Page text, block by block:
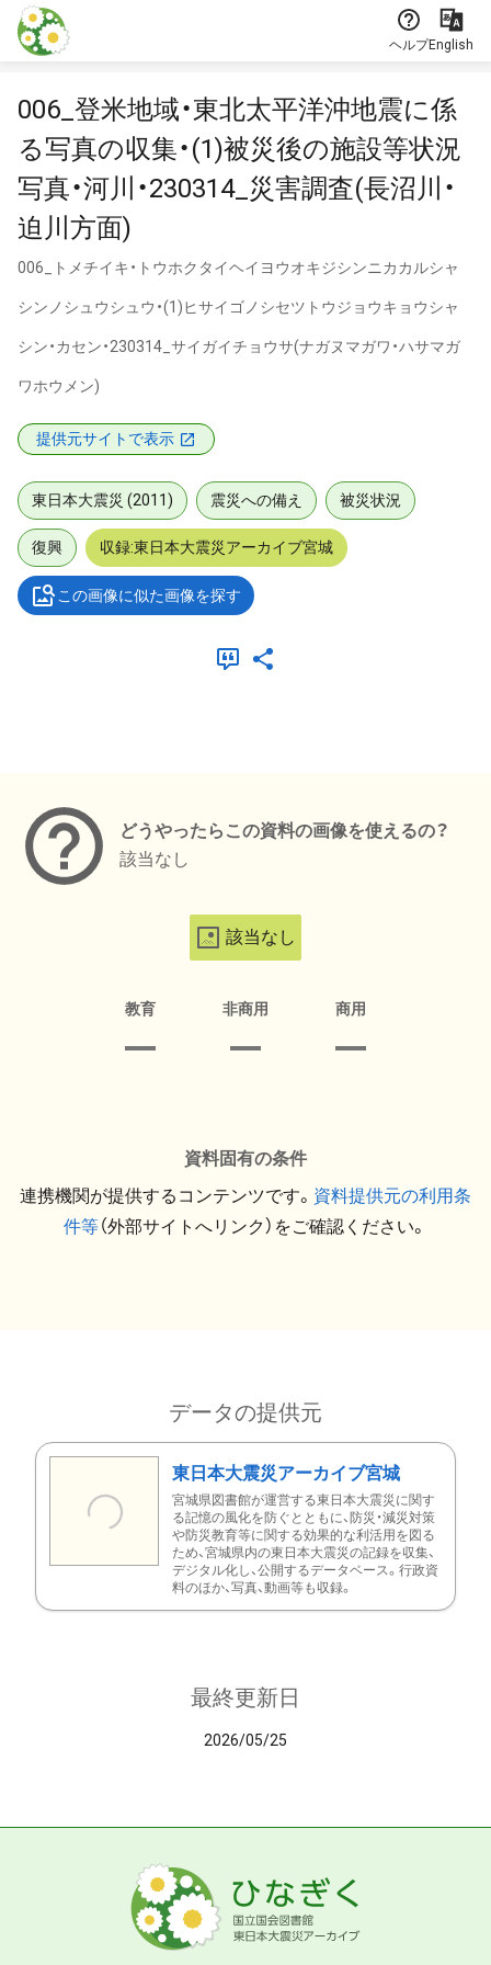
本文に飛ぶ
ヘルプEnglish
006_登米地域・東北太平洋沖地震に係
る写真の収集・(1)被災後の施設等状況
写真・河川・230314_災害調査(長沼川・
迫川方面)
006_トメチイキ・トウホクタイヘイヨウオキジシンニカカルシャ
シンノシュウシュウ・(1)ヒサイゴノシセツトウジョウキョウシャ
シン・カセン・230314_サイガイチョウサ(ナガヌマガワ・ハサマガ
ワホウメン)
提供元サイトで表示
東日本大震災 (2011) 震災への備え 被災状況
復興 収録:東日本大震災アーカイブ宮城
この画像に似た画像を探す
どうやったらこの資料の画像を使えるの？
該当なし
該当なし
教育 非商用 商用
資料固有の条件
連携機関が提供するコンテンツです。 資料提供元の利用条
件等（外部サイトへリンク）をご確認ください。
データの提供元
東日本大震災アーカイブ宮城
宮城県図書館が運営する東日本大震災に関す
る記憶の風化を防ぐとともに、防災・減災対策
や防災教育等に関する効果的な利活用を図る
ため、宮城県内の東日本大震災の記録を収集、
デジタル化し、公開するデータベース。行政資
料のほか、写真、動画等も収録。
最終更新日
2026/05/25